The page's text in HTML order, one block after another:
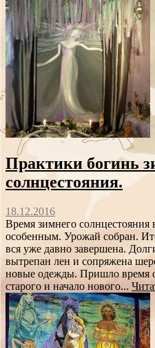
Практики богинь
солнцестояния.
18.12.2016
Время зимнего солнцестояния
особенным. Урожай собран.
вся уже давно завершена.
вытрепан лен и сопряжена
новые одежды. Пришло время
старого и начало нового...